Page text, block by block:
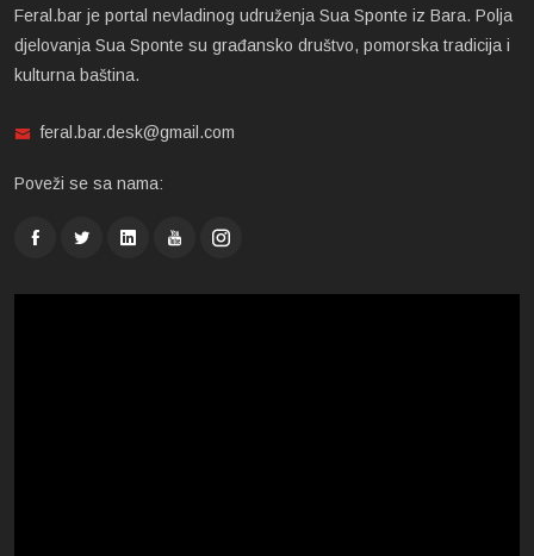
Feral.bar je portal nevladinog udruženja Sua Sponte iz Bara. Polja
djelovanja Sua Sponte su građansko društvo, pomorska tradicija i
kulturna baština.
feral.bar.desk@gmail.com
Poveži se sa nama: